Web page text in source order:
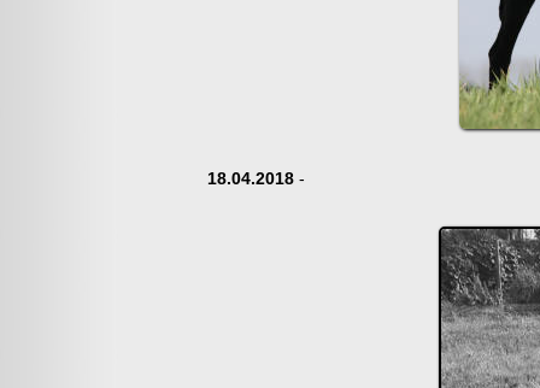
18.04.2018 -